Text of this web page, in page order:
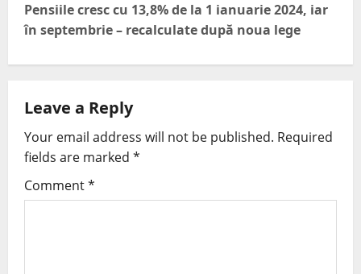
Pensiile cresc cu 13,8% de la 1 ianuarie 2024, iar
în septembrie – recalculate după noua lege
Leave a Reply
Your email address will not be published. Required
fields are marked *
Comment*